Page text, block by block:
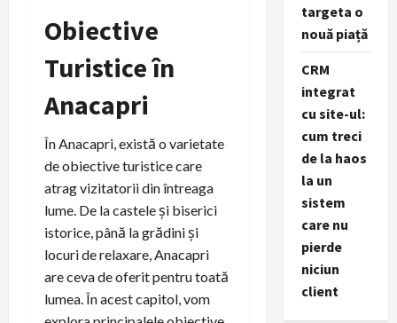
Obiective
Turistice în
Anacapri
În Anacapri, există o varietate
de obiective turistice care
atrag vizitatorii din întreaga
lume. De la castele și biserici
istorice, până la grădini și
locuri de relaxare, Anacapri
are ceva de oferit pentru toată
lumea. În acest capitol, vom
targeta o
nouă piață
CRM
integrat
cu site-ul:
cum treci
de la haos
la un
sistem
care nu
pierde
niciun
client